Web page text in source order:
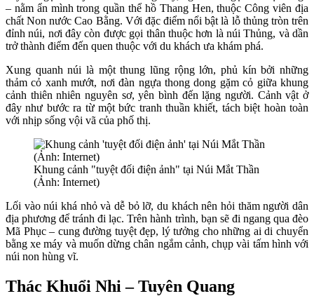
– nằm ẩn mình trong quần thể hồ Thang Hen, thuộc Công viên địa
chất Non nước Cao Bằng. Với đặc điểm nổi bật là lỗ thủng tròn trên
đỉnh núi, nơi đây còn được gọi thân thuộc hơn là núi Thủng, và dần
trở thành điểm đến quen thuộc với du khách ưa khám phá.
Xung quanh núi là một thung lũng rộng lớn, phủ kín bởi những
thảm cỏ xanh mướt, nơi đàn ngựa thong dong gặm cỏ giữa khung
cảnh thiên nhiên nguyên sơ, yên bình đến lặng người. Cảnh vật ở
đây như bước ra từ một bức tranh thuần khiết, tách biệt hoàn toàn
với nhịp sống vội vã của phố thị.
Khung cảnh "tuyệt đối điện ảnh" tại Núi Mắt Thần
(Ảnh: Internet)
Lối vào núi khá nhỏ và dễ bỏ lỡ, du khách nên hỏi thăm người dân
địa phương để tránh đi lạc. Trên hành trình, bạn sẽ đi ngang qua đèo
Mã Phục – cung đường tuyệt đẹp, lý tưởng cho những ai di chuyển
bằng xe máy và muốn dừng chân ngắm cảnh, chụp vài tấm hình với
núi non hùng vĩ.
Thác Khuổi Nhi – Tuyên Quang